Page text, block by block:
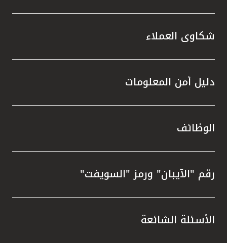
شكاوى العملاء
دليل أمن المعلومات
الوظائف
رقم "الآيبان" ورمز "السويفت"
الأسئلة الشائعة